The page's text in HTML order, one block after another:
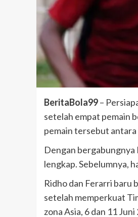
BeritaBola99–
setelah empat pemain
pemain tersebut antara
Dengan bergabungnya
lengkap. Sebelumnya,
Ridho dan Ferarri baru
setelah memperkuat
zona Asia, 6 dan 11 Juni